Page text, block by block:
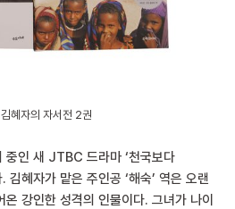
혜자의 자서전 2권
중인 새 JTBC 드라마 ‘천국보다
김혜자가 맡은 주인공 ‘해숙’ 역은 오랜
강인한 성격의 인물이다. 그녀가 나이